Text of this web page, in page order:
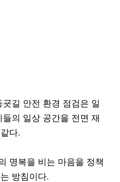
길 안전 환경 점검은 일
의 일상 공간을 전면 재
다.
명복을 비는 마음을 정책
방침이다.